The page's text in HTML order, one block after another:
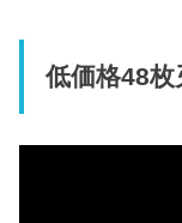
低価格48